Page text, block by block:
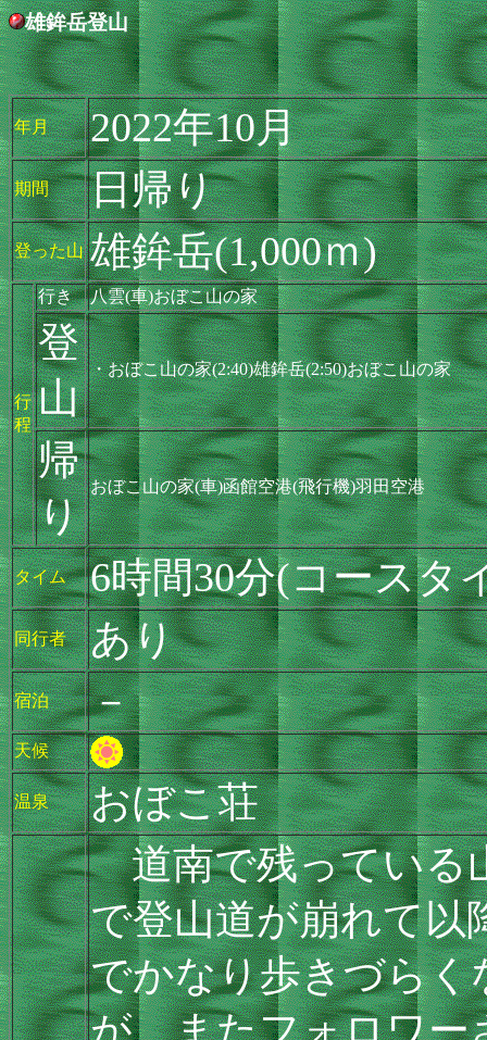
雄鉾岳登山
年月 2022年10月
期間 日帰り
登った山 雄鉾岳(1,000ｍ)
行
程
行き 八雲(車)おぼこ山の家
登
山
・おぼこ山の家(2:40)雄鉾岳(2:50)おぼこ山の家
帰
り
おぼこ山の家(車)函館空港(飛行機)羽田空港
タイム 6時間30分(コースタ
同行者 あり
宿泊 －
天候
温泉 おぼこ荘
道南で残っている
で登山道が崩れて以
でかなり歩きづら
が、またフォロワー